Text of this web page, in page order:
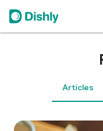
Articles